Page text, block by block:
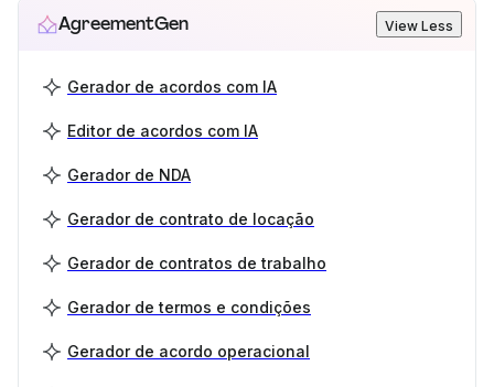
AgreementGen View Less
Gerador de acordos com IA
Editor de acordos com IA
Gerador de NDA
Gerador de contrato de locação
Gerador de contratos de trabalho
Gerador de termos e condições
Gerador de acordo operacional